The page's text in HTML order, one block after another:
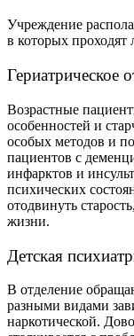
Учреждение
в которых проходят
Гериатрическое
Возрастные
особенностей и
особых методов и
пациентов с
инфарктов и
психических
отодвинуть
жизни.
Детская
В отделение
разными видами
наркотической.